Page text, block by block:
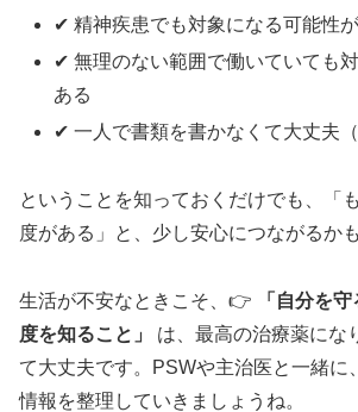
✔ 精神疾患でも対象になる可能性
✔ 無理のない範囲で働いていても
ある
✔ 一人で書類を書かなくて大丈夫（
ということを知っておくだけでも、「
度がある」と、少し安心につながるか
生活が不安なときこそ、👉
「自分を
度を知ること」
は、最高の治療薬にな
て大丈夫です。PSWや主治医と一緒に
情報を整理していきましょうね。